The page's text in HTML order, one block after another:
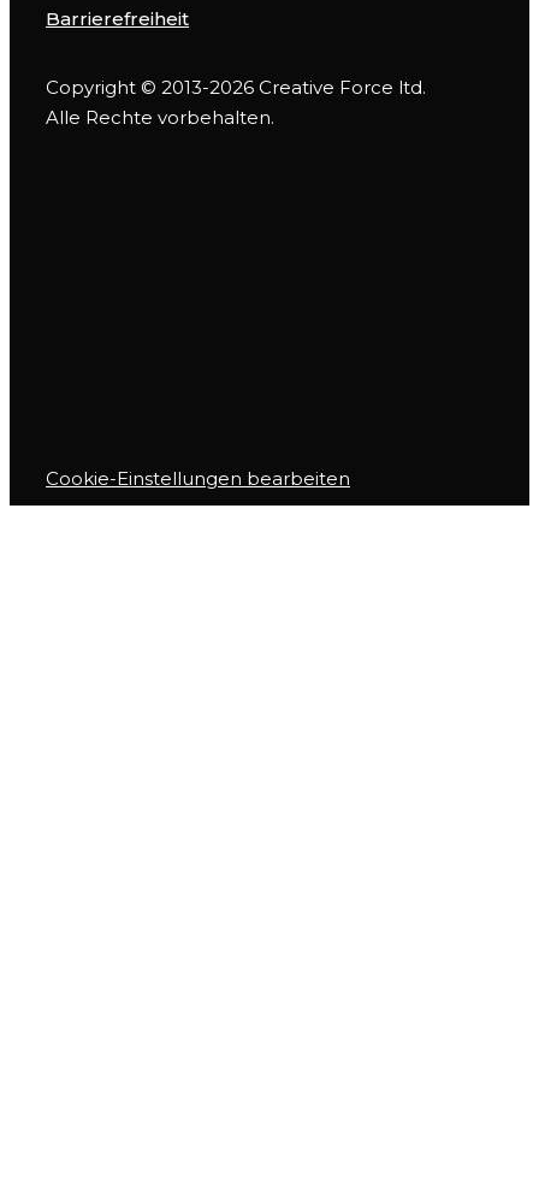
Barrierefreiheit
Copyright © 2013-2026 Creative Force ltd.
Alle Rechte vorbehalten.
Cookie-Einstellungen bearbeiten